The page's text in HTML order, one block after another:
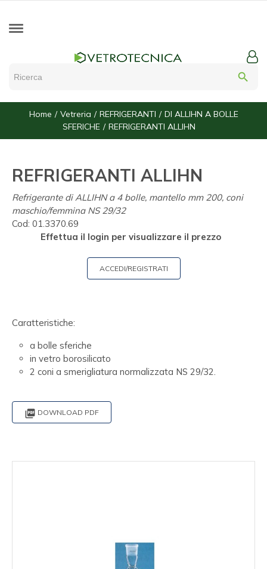
search
Home Vetreria REFRIGERANTI
DI ALLIHN A BOLLE
SFERICHE
REFRIGERANTI ALLIHN
REFRIGERANTI ALLIHN
Refrigerante di ALLIHN a 4 bolle, mantello mm 200, coni
maschio/femmina NS 29/32
Cod: 01.3370.69
Effettua il login per visualizzare il prezzo
ACCEDI/REGISTRATI
Caratteristiche:
a bolle sferiche
in vetro borosilicato
2 coni a smerigliatura normalizzata NS 29/32.
 DOWNLOAD PDF